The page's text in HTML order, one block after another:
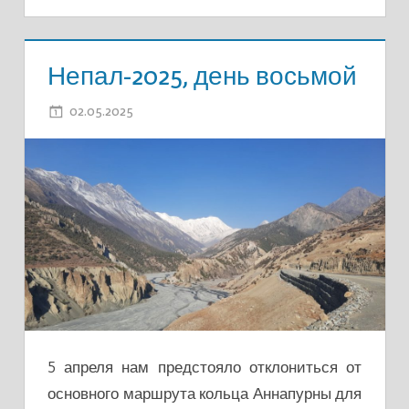
Непал-2025, день восьмой
02.05.2025
5 апреля нам предстояло отклониться от
основного маршрута кольца Аннапурны для